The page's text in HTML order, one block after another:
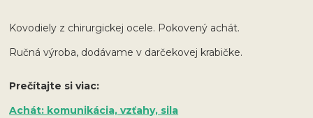
Kovodiely z chirurgickej ocele. Pokovený achát.
Ručná výroba, dodávame v darčekovej krabičke.
Prečítajte si viac:
Achát: komunikácia, vzťahy, sila